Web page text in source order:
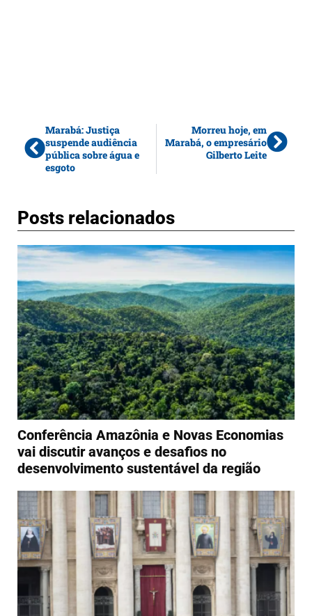
Marabá: Justiça
suspende audiência
pública sobre água e
esgoto
Morreu hoje, em
Marabá, o empresário
Gilberto Leite
Posts relacionados
Conferência Amazônia e Novas Economias
vai discutir avanços e desafios no
desenvolvimento sustentável da região